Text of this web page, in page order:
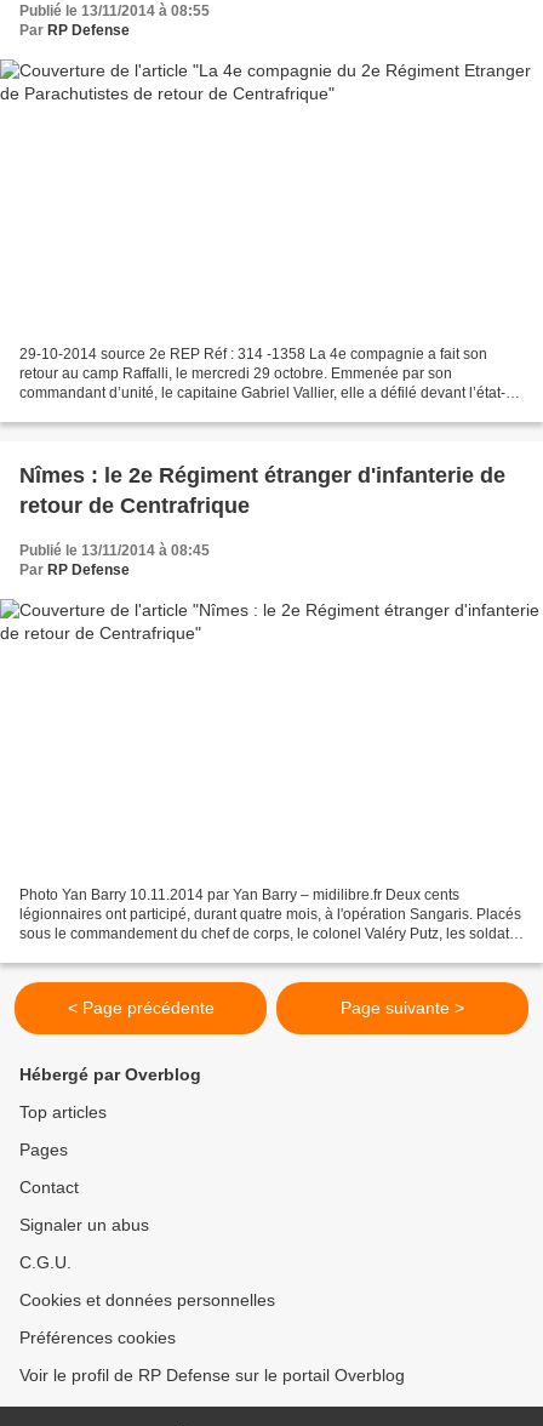
Publié le 13/11/2014 à 08:55
Par RP Defense
29-10-2014 source 2e REP Réf : 314 -1358 La 4e compagnie a fait son
retour au camp Raffalli, le mercredi 29 octobre. Emmenée par son
commandant d’unité, le capitaine Gabriel Vallier, elle a défilé devant l’état-
Nîmes : le 2e Régiment étranger d'infanterie de
retour de Centrafrique
Publié le 13/11/2014 à 08:45
Par RP Defense
Photo Yan Barry 10.11.2014 par Yan Barry – midilibre.fr Deux cents
légionnaires ont participé, durant quatre mois, à l'opération Sangaris. Placés
sous le commandement du chef de corps, le colonel Valéry Putz, les soldats
< Page précédente Page suivante >
Hébergé par Overblog
Top articles
Pages
Contact
Signaler un abus
C.G.U.
Cookies et données personnelles
Préférences cookies
Voir le profil de RP Defense sur le portail Overblog